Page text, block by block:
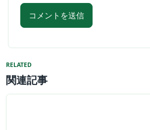
RELATED
関連記事